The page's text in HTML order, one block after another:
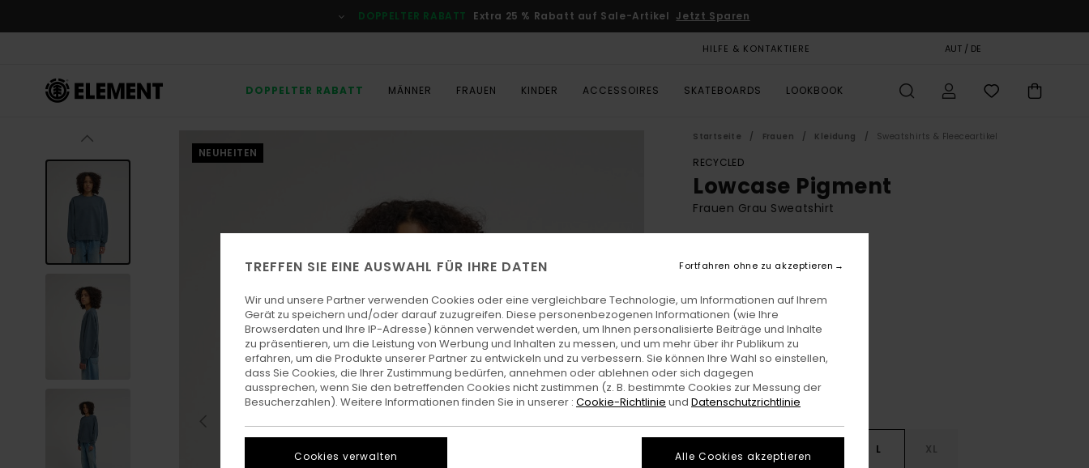
Produktinformation
DOPPELTER RABATT Extra 25 % Rabatt auf Sale-Artikel Jetzt Sparen
HILFE & KONTAKTIERE AUT / DE
DOPPELTER RABATT MÄNNER FRAUEN KINDER ACCESSOIRES SKATEBOARDS LOOKBOOK
NEUHEITEN
Startseite Frauen Kleidung Sweatshirts & Fleeceartikel
RECYCLED
Lowcase Pigment
Frauen Grau Sweatshirt
€ 65,00
Farbe Dark Slate
L XL
TREFFEN SIE EINE AUSWAHL FÜR IHRE DATEN
Wir und unsere Partner verwenden Cookies oder eine vergleichbare Technologie, um Informationen auf Ihrem
Gerät zu speichern und/oder darauf zuzugreifen. Diese personenbezogenen Informationen (wie Ihre
Browserdaten und Ihre IP-Adresse) können verwendet werden, um Ihnen personalisierte Beiträge und Inhalte
zu präsentieren, um die Leistung von Werbung und Inhalten zu messen, und um mehr über ihr Publikum zu
erfahren, um die Produkte unserer Partner zu entwickeln und zu verbessern. Sie können Ihre Wahl so einstellen,
dass Sie Cookies, die Ihrer Zustimmung bedürfen, annehmen oder ablehnen oder sich dagegen
aussprechen, wenn Sie den betreffenden Cookies nicht zustimmen (z. B. bestimmte Cookies zur Messung der
Besucherzahlen). Weitere Informationen finden Sie in unserer : Cookie-Richtlinie und Datenschutzrichtlinie
Cookies verwalten
Fortfahren ohne zu akzeptieren
Alle Cookies akzeptieren